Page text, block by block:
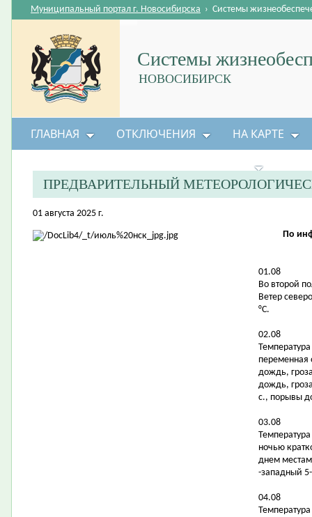
Системы
НОВОСИБИРСК
Муниципальный портал г. Новосибирска › Системы
ГЛАВНАЯ ОТКЛЮЧЕНИЯ НА КАРТЕ
ПРЕДВАРИТЕЛЬНЫЙ
01 августа 2025 г.
По
01.08
Во второй
Ветер
°С.
02.08
переменная
дождь,
дождь,
с., порывы
03.08
ночью
днем
-западный
04.08